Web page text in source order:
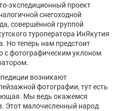
экспедиционный проект
снегоходной
совершённой группой
туроператора ИнЯкутия
Но теперь нам предстоит
с фотографическим уклоном
возникают
фотографии, тут есть
Мы ведь окажемся
Этот малочисленный народ